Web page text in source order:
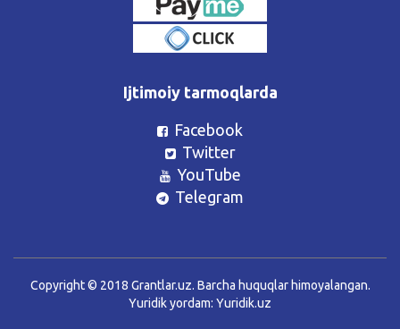
Ijtimoiy tarmoqlarda
Facebook
Twitter
YouTube
Telegram
Copyright © 2018 Grantlar.uz. Barcha huquqlar himoyalangan.
Yuridik yordam: Yuridik.uz